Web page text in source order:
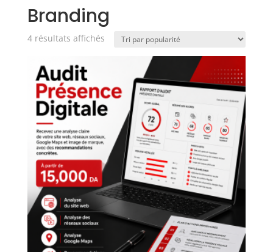
Branding
4 résultats affichésTrié